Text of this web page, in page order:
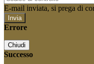
E-mail inviata, si prega di
Errore
Chiudi
Successo